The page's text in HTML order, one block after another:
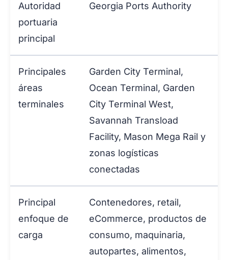
Autoridad
portuaria
principal
Georgia Ports Authority
Principales
áreas
terminales
Garden City Terminal,
Ocean Terminal, Garden
City Terminal West,
Savannah Transload
Facility, Mason Mega Rail y
zonas logísticas
conectadas
Principal
enfoque de
carga
Contenedores, retail,
eCommerce, productos de
consumo, maquinaria,
autopartes, alimentos,